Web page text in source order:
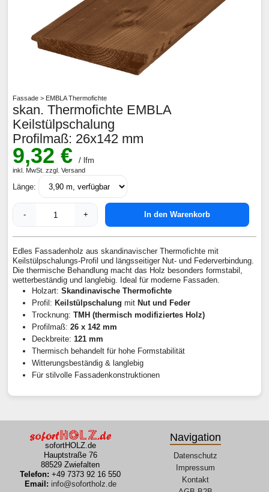
Fassade > EMBLA Thermofichte
skan. Thermofichte EMBLA
Keilstülpschalung
Profilmaß: 26x142 mm
9,32 € / lfm
inkl. MwSt. zzgl. Versand
Länge:
- + In den Warenkorb
Edles Fassadenholz aus skandinavischer Thermofichte mit
Keilstülpschalungs-Profil und längsseitiger Nut- und Federverbindung.
Die thermische Behandlung macht das Holz besonders formstabil,
wetterbeständig und langlebig. Ideal für moderne Fassaden.
Holzart: Skandinavische Thermofichte
Profil: Keilstülpschalung mit Nut und Feder
Trocknung: TMH (thermisch modifiziertes Holz)
Profilmaß: 26 x 142 mm
Deckbreite: 121 mm
Thermisch behandelt für hohe Formstabilität
Witterungsbeständig & langlebig
Für stilvolle Fassadenkonstruktionen
sofortHOLZ.de
Hauptstraße 76
88529 Zwiefalten
Telefon: +49 7373 92 16 550
Email: info@sofortholz.de
Navigation
Datenschutz
Impressum
Kontakt